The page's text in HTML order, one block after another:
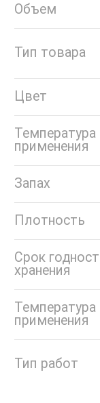
Объем
Тип товара
Цвет
Температура
применения
Запах
Плотность
Срок
хранения
Температура
применения
Тип работ